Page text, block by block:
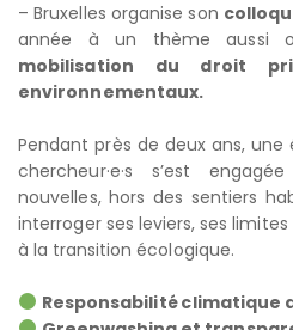
– Bruxelles organise son
année à un thème aussi
mobilisation du droit
environnementaux.
Pendant près de deux ans,
chercheur·e·s s’est
nouvelles, hors des sentiers
interroger ses leviers, ses
à la transition écologique.
Responsabilité climatique